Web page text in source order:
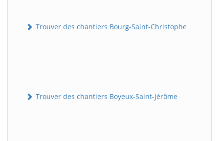
Trouver des chantiers Bourg-Saint-Christophe
Trouver des chantiers Boyeux-Saint-Jérôme